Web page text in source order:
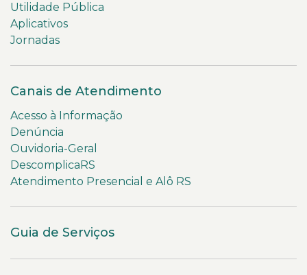
Utilidade Pública
Aplicativos
Jornadas
Canais de Atendimento
Acesso à Informação
Denúncia
Ouvidoria-Geral
DescomplicaRS
Atendimento Presencial e Alô RS
Guia de Serviços